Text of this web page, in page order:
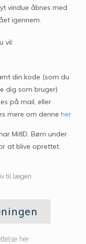
vindue åbnes med
igennem.
vil:
din kode (som du
dig som bruger)
på mail, eller
mere om denneher
MitID. Børn under
at blive oprettet.
til lægen.
her